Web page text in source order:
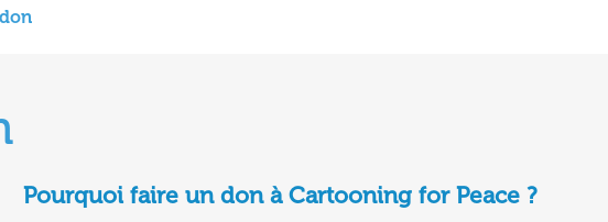
Pourquoi faire un don à Cartooning for Peace ?